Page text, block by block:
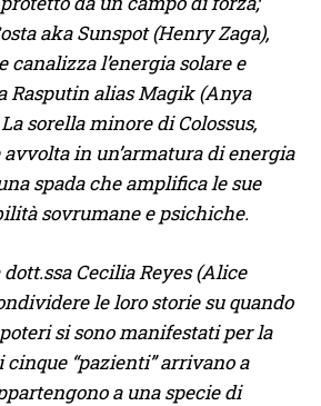
aka Sunspot (Henry Zaga),
canalizza l’energia solare e
Rasputin alias Magik (Anya
sorella minore di Colossus,
in un’armatura di energia
spada che amplifica le sue
sovrumane e psichiche.
Cecilia Reyes (Alice
le loro storie su quando
si sono manifestati per la
“pazienti” arrivano a
a una specie di